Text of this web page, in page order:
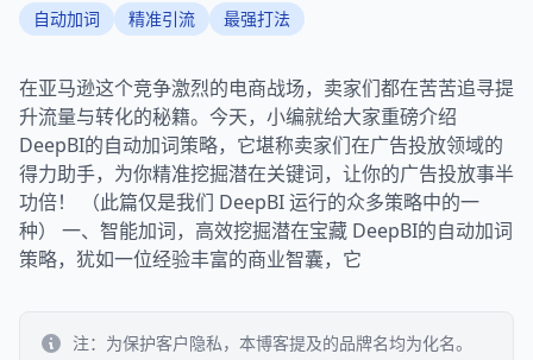
自动加词 精准引流 最强打法
在亚马逊这个竞争激烈的电商战场，卖家们都在苦苦追寻提
升流量与转化的秘籍。今天，小编就给大家重磅介绍
DeepBI的自动加词策略，它堪称卖家们在广告投放领域的
得力助手，为你精准挖掘潜在关键词，让你的广告投放事半
功倍！ （此篇仅是我们 DeepBI 运行的众多策略中的一
种） 一、智能加词，高效挖掘潜在宝藏 DeepBI的自动加词
策略，犹如一位经验丰富的商业智囊，它
注：为保护客户隐私，本博客提及的品牌名均为化名。